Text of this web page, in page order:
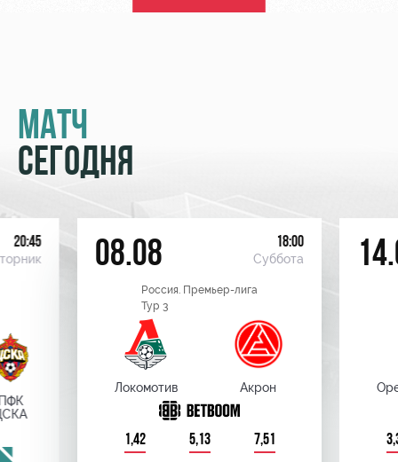
МАТЧ
СЕГОДНЯ
20:45 08.08 18:00
Суббота
Россия. Премьер-лига
Тур 3
Локомотив Акрон
1,42 5,13 7,51